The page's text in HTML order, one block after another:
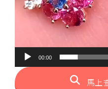
00:00
馬上